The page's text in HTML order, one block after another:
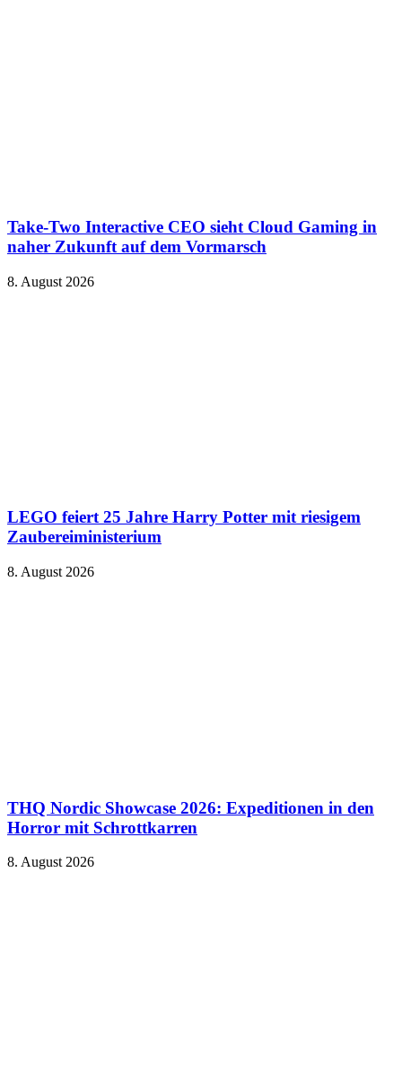
Take-Two Interactive CEO sieht Cloud Gaming in
naher Zukunft auf dem Vormarsch
8. August 2026
LEGO feiert 25 Jahre Harry Potter mit riesigem
Zaubereiministerium
8. August 2026
THQ Nordic Showcase 2026: Expeditionen in den
Horror mit Schrottkarren
8. August 2026